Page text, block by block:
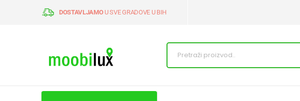
DOSTAVLJAMOU SVE GRADOVE U BIH